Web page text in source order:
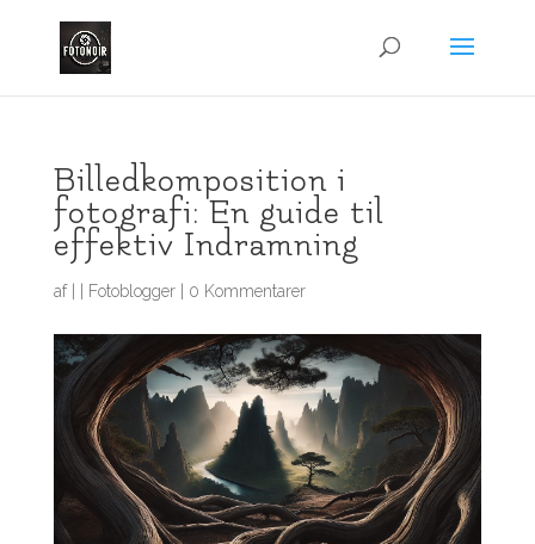
Billedkomposition i
fotografi: En guide til
effektiv Indramning
af Fotoblogger| 0 Kommentarer